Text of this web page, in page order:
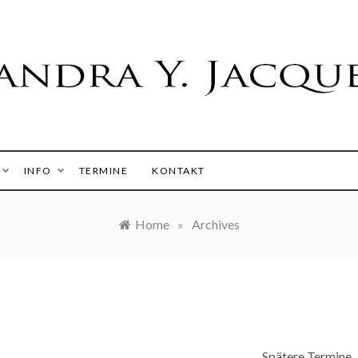
INFO TERMINE KONTAKT
Home » Archives